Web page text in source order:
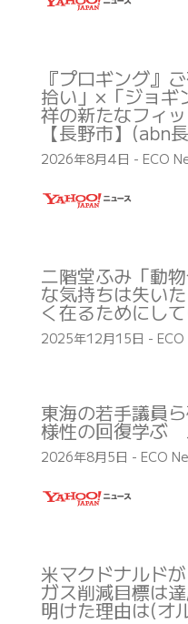
『プロギング』
拾い」×「ジョギ
祥の新たなフィ
【長野市】(abn
2026年8月4日 - ECO
二階堂ふみ「動
な気持ちは失い
く在るためにし
2025年12月15日 -
東海の若手議員
様性の回復学ぶ
2026年8月5日 - ECO
米マクドナルド
ガス削減目標は
明けた理由は(オ